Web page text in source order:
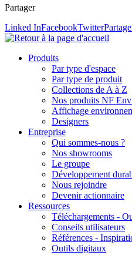
Partager
Linked InFacebookTwitter
Produits
Par type d'espace
Par type de produit
Collections de A à Z
Nos produits NF
Affichage
Designers
Entreprise
Qui sommes-nous ?
Nos showrooms
Le groupe
Développement
Nous rejoindre
Devenir actionnaire
Ressources
Téléchargements -
Conseils utilisateurs
Références -
Outils digitaux